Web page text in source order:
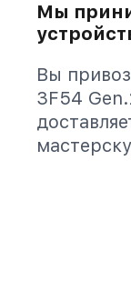
Мы
Вы
3F54